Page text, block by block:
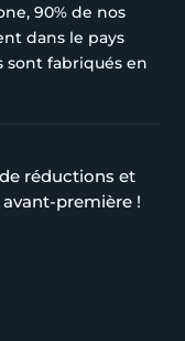
90% de nos
dans le pays
sont fabriqués en
réductions et
première !